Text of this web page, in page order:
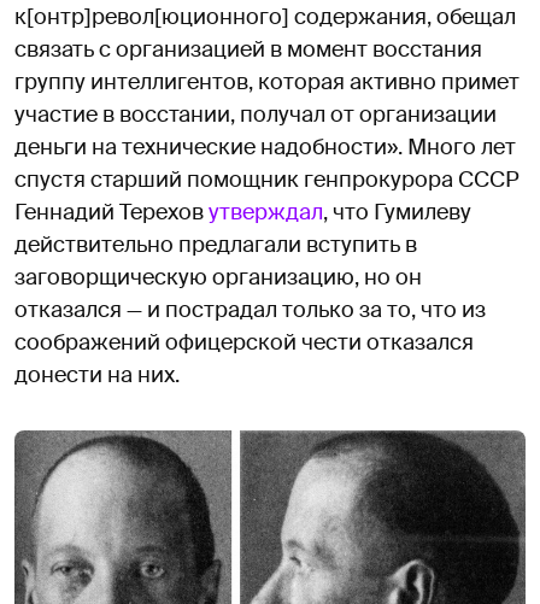
к[онтр]револ[юционного] содержания, обещал
связать с организацией в момент восстания
группу интеллигентов, которая активно примет
участие в восстании, получал от организации
деньги на технические надобности». Много лет
спустя старший помощник генпрокурора СССР
Геннадий Тереховутверждал, что Гумилеву
действительно предлагали вступить в
заговорщическую организацию, но он
отказался — и пострадал только за то, что из
соображений офицерской чести отказался
донести на них.